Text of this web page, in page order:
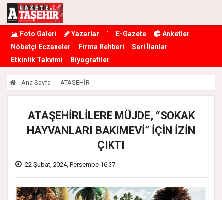
Foto Galeri Yazarlar E-Gazete
Anketler
Nöbetçi Eczaneler
Firma Rehberi
Seri İlanlar
Etkinlik Takvimi
Biyografiler
Ana Sayfa ATAŞEHİR
ATAŞEHİRLİLERE MÜJDE, “SOKAK
HAYVANLARI BAKIMEVİ” İÇİN İZİN
ÇIKTI
22 Şubat, 2024, Perşembe 16:37